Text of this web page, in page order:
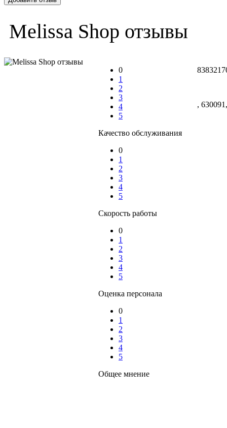
Melissa Shop отзывы
0
1
2
3
4
5
Качество обслуживания
0
1
2
3
4
5
Скорость работы
0
1
2
3
4
5
Оценка персонала
0
1
2
3
4
5
Общее мнение
,